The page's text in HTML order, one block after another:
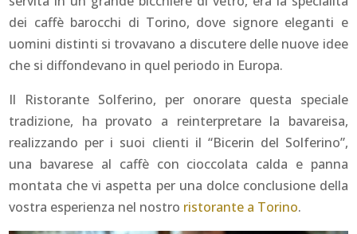
dei caffè barocchi di Torino, dove signore eleganti e
uomini distinti si trovavano a discutere delle nuove idee
che si diffondevano in quel periodo in Europa.
Il Ristorante Solferino, per onorare questa speciale
tradizione, ha provato a reinterpretare la bavareisa,
realizzando per i suoi clienti il “Bicerin del Solferino”,
una bavarese al caffè con cioccolata calda e panna
montata che vi aspetta per una dolce conclusione della
vostra esperienza nel nostro ristorante a Torino.